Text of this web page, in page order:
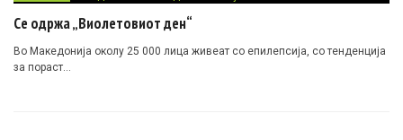
Се одржа „Виолетовиот ден“
Во Македонија околу 25 000 лица живеат со епилепсија, со тенденција
за пораст…